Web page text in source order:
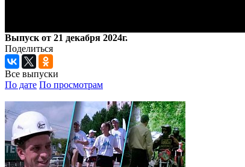
Выпуск от 21 декабря 2024г.
Поделиться
Все выпуски
По дате По просмотрам